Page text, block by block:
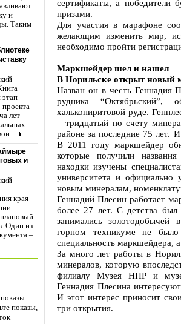
и
Таким
лет
и
края
Один из
–
показы,
сертификаты, а победители
призами.
Для участия в марафоне
желающим изменить мир,
необходимо пройти
Маркшейдер шел и нашел
В Норильске открыт новый
Назван он в честь Геннадия
рудника “Октябрьский”,
халькопиритовой руде.
– тридцатый по счету
районе за последние 75 лет.
В 2011 году маркшейдер
которые получили
находки изучены
университета и
новым минералам,
Геннадий Плесин работает
более 27 лет. С детства был
занимались
горном техникуме не было
специальность маркшейдера,
За много лет работы в
минералов, которую
филиалу Музея НПР и
Геннадия Плесина
И этот интерес приносит
три открытия.